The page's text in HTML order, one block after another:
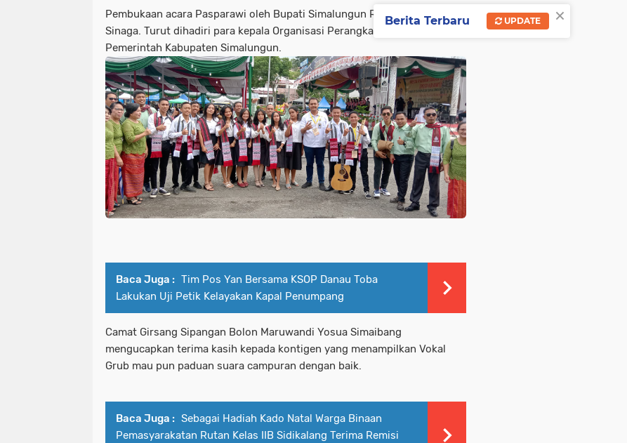
Pembukaan acara Pasparawi oleh Bupati Simalungun Radiapo Hasiholan
Sinaga. Turut dihadiri para kepala Organisasi Perangkat Daerah (OPD)
Pemerintah Kabupaten Simalungun.
Baca Juga : Tim Pos Yan Bersama KSOP Danau Toba
Lakukan Uji Petik Kelayakan Kapal Penumpang
Camat Girsang Sipangan Bolon Maruwandi Yosua Simaibang
mengucapkan terima kasih kepada kontigen yang menampilkan Vokal
Grub mau pun paduan suara campuran dengan baik.
Baca Juga : Sebagai Hadiah Kado Natal Warga Binaan
Pemasyarakatan Rutan Kelas IIB Sidikalang Terima Remisi
×
Berita Terbaru UPDATE